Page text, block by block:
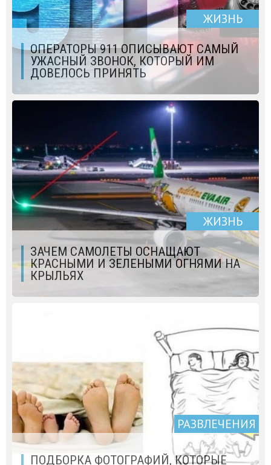
ЖИЗНЬ
ОПЕРАТОРЫ 911 ОПИСЫВАЮТ САМЫЙ
УЖАСНЫЙ ЗВОНОК, КОТОРЫЙ ИМ
ДОВЕЛОСЬ ПРИНЯТЬ
ЖИЗНЬ
ЗАЧЕМ САМОЛЕТЫ ОСНАЩАЮТ
КРАСНЫМИ И ЗЕЛЕНЫМИ ОГНЯМИ НА
КРЫЛЬЯХ
РАЗВЛЕЧЕНИЯ
ПОДБОРКА ФОТОГРАФИЙ, КОТОРЫЕ